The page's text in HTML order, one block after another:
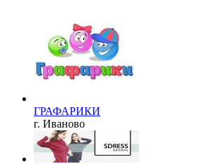
ГРАФАРИКИ
г. Иваново